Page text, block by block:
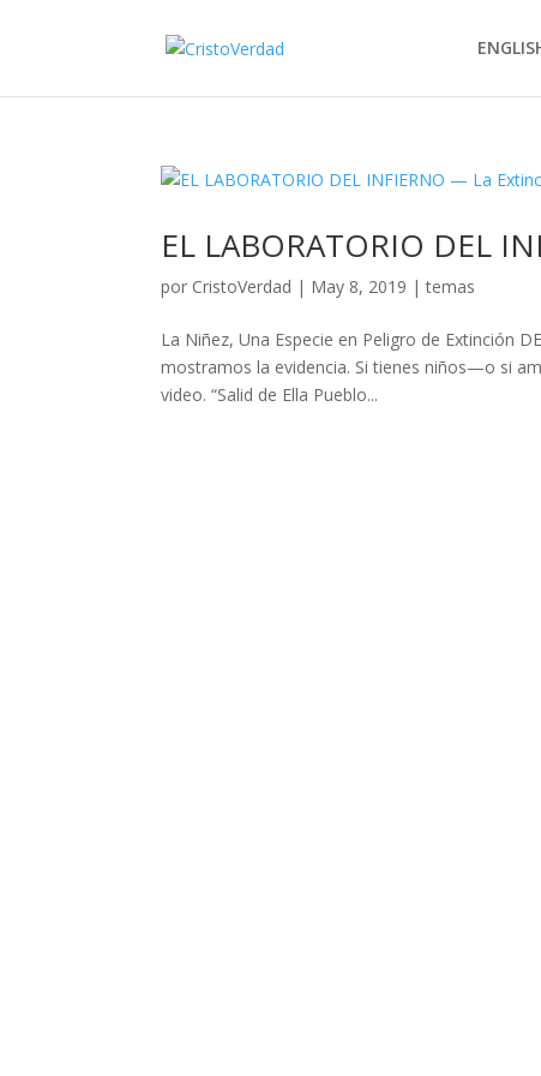
EL LABORATORIO DEL
por CristoVerdad | May 8, 2019 |temas
La Niñez, Una Especie en Peligro de Extinción
mostramos la evidencia. Si tienes niños—o si
video. “Salid de Ella Pueblo...